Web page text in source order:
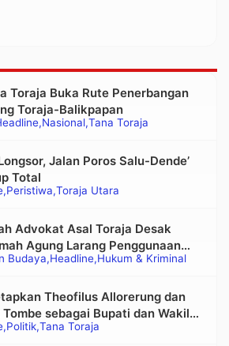
Nasional Tana Toraja
Toraja Buka Rute Penerbangan
Toraja-Balikpapan
Peristiwa Toraja Utara
Jalan Poros Salu-Dende’
Total
Budaya Headline Hukum & Kriminal
Advokat Asal Toraja Desak
Agung Larang Penggunaan
pada Eksekusi Rumah Adat
Politik Tana Toraja
Theofilus Allorerung dan
sebagai Bupati dan Wakil
Toraja Terpilih